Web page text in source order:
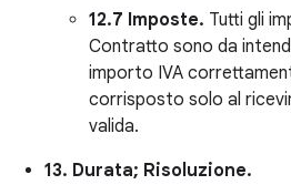
12.7 Imposte. Tutti gli
Contratto sono da
importo IVA
corrisposto solo al
valida.
13. Durata; Risoluzione.